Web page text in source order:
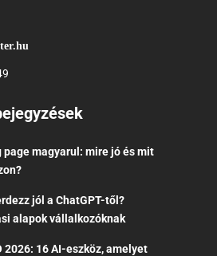
page magyarul: mire jó és mit
jól a ChatGPT-től?
alapok vállalkozóknak
2026: 16 AI-eszköz, amelyet